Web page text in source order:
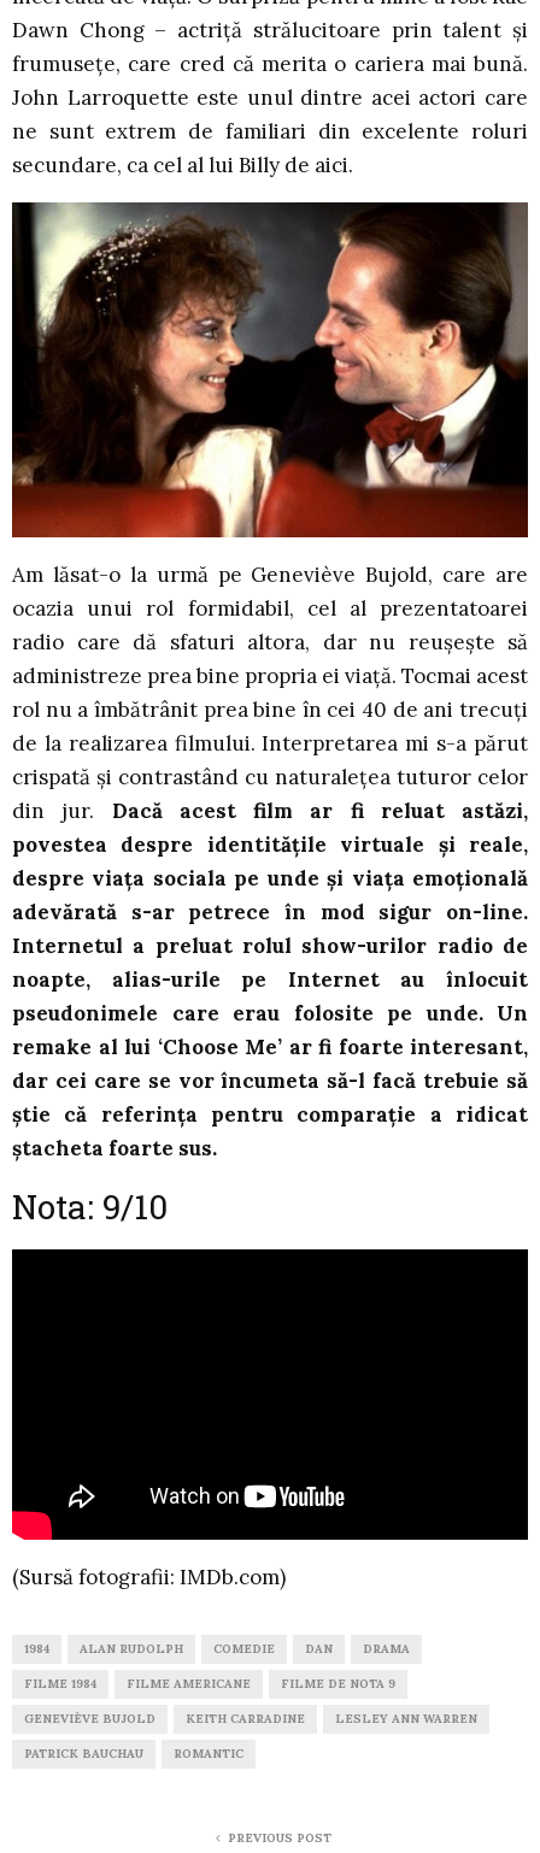
Dawn Chong – actriță strălucitoare prin talent și
frumusețe, care cred că merita o cariera mai bună.
John Larroquette este unul dintre acei actori care
ne sunt extrem de familiari din excelente roluri
secundare, ca cel al lui Billy de aici.
Am lăsat-o la urmă pe Geneviève Bujold, care are
ocazia unui rol formidabil, cel al prezentatoarei
radio care dă sfaturi altora, dar nu reușește să
administreze prea bine propria ei viață. Tocmai acest
rol nu a îmbătrânit prea bine în cei 40 de ani trecuți
de la realizarea filmului. Interpretarea mi s-a părut
crispată și contrastând cu naturalețea tuturor celor
din jur. Dacă acest film ar fi reluat astăzi,
povestea despre identitățile virtuale și reale,
despre viața sociala pe unde și viața emoțională
adevărată s-ar petrece în mod sigur on-line.
Internetul a preluat rolul show-urilor radio de
noapte, alias-urile pe Internet au înlocuit
pseudonimele care erau folosite pe unde. Un
remake al lui ‘Choose Me’ ar fi foarte interesant,
dar cei care se vor încumeta să-l facă trebuie să
știe că referința pentru comparație a ridicat
ștacheta foarte sus.
Nota: 9/10
(Sursă fotografii: IMDb.com)
1984 ALAN RUDOLPH COMEDIE DAN DRAMA
FILME 1984 FILME AMERICANE FILME DE NOTA 9
GENEVIÈVE BUJOLD KEITH CARRADINE LESLEY ANN WARREN
PATRICK BAUCHAU ROMANTIC
PREVIOUS POST